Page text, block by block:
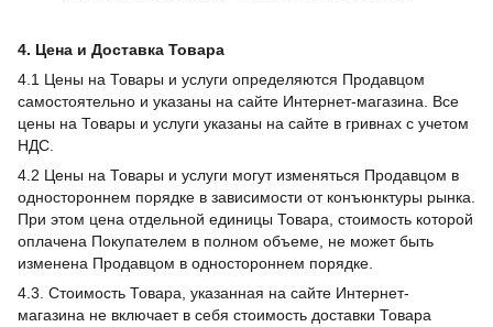
4. Цена и Доставка Товара
4.1 Цены на Товары и услуги определяются Продавцом
самостоятельно и указаны на сайте Интернет-магазина. Все
цены на Товары и услуги указаны на сайте в гривнах с учетом
НДС.
4.2 Цены на Товары и услуги могут изменяться Продавцом в
одностороннем порядке в зависимости от конъюнктуры рынка.
При этом цена отдельной единицы Товара, стоимость которой
оплачена Покупателем в полном объеме, не может быть
изменена Продавцом в одностороннем порядке.
4.3. Стоимость Товара, указанная на сайте Интернет-
магазина не включает в себя стоимость доставки Товара